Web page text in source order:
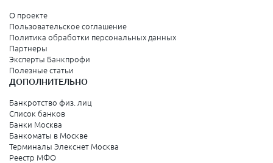
О проекте
Пользовательское соглашение
Политика обработки персональных данных
Партнеры
Эксперты Банкпрофи
Полезные статьи
ДОПОЛНИТЕЛЬНО
Банкротство физ. лиц
Список банков
Банки Москва
Банкоматы в Москве
Терминалы Элекснет Москва
Реестр МФО